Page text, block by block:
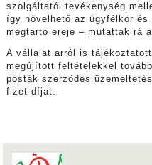
szolgáltatói tevékenység
így növelhető az ügyfélkör
megtartó ereje – mutattak rá a
A vállalat arról is
megújított feltételekkel
posták szerződés
fizet díjat.